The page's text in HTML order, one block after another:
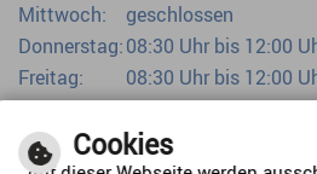
Mittwoch:
geschlossen
Donnerstag:08:30 Uhr bis 12:00
Freitag:
08:30 Uhr bis 12:00
Bürgerbüro bereits ab
Cookies